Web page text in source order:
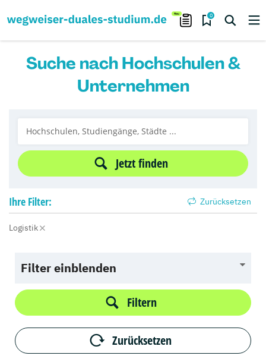
0
Suche nach Hochschulen &
Unternehmen
Jetzt finden
Ihre Filter: Zurücksetzen
Logistik
Filter einblenden
Filtern
Zurücksetzen